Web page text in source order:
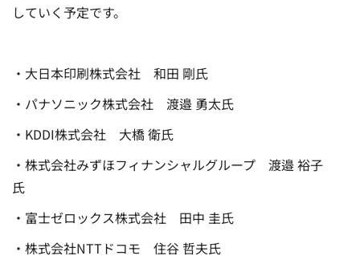
していく予定です。
・大日本印刷株式会社 和田 剛氏
・パナソニック株式会社 渡邉 勇太氏
・KDDI株式会社 大橋 衛氏
・株式会社みずほフィナンシャルグループ 渡邉 裕子
氏
・富士ゼロックス株式会社 田中 圭氏
・株式会社NTTドコモ 住谷 哲夫氏